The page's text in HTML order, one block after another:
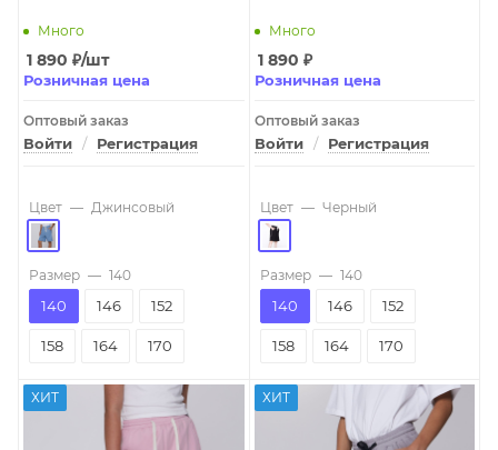
Много
1 890 ₽/шт
Розничная цена
Оптовый заказ
Войти / Регистрация
Цвет — Джинсовый
Размер — 140
140 146 152
158 164 170
Много
1 890 ₽
Розничная цена
Оптовый заказ
Войти / Регистрация
Цвет — Черный
Размер — 140
140 146 152
158 164 170
ХИТ ХИТ